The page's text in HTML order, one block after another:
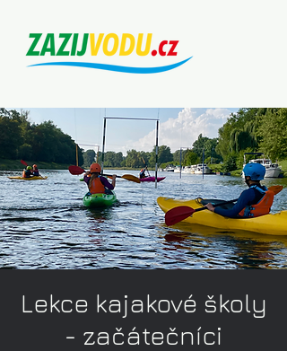
Lekce kajakové školy
- začátečníci